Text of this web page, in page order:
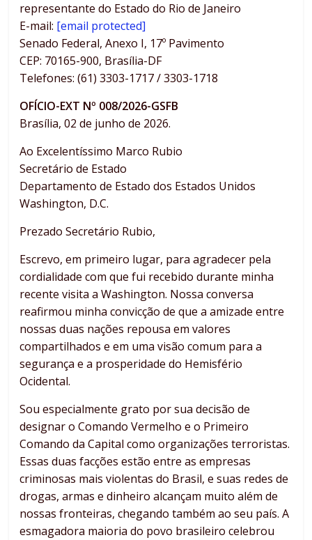
representante do Estado do Rio de Janeiro
E-mail: [email protected]
Senado Federal, Anexo I, 17º Pavimento
CEP: 70165-900, Brasília-DF
Telefones: (61) 3303-1717 / 3303-1718
OFÍCIO-EXT Nº 008/2026-GSFB
Brasília, 02 de junho de 2026.
Ao Excelentíssimo Marco Rubio
Secretário de Estado
Departamento de Estado dos Estados Unidos
Washington, D.C.
Prezado Secretário Rubio,
Escrevo, em primeiro lugar, para agradecer pela
cordialidade com que fui recebido durante minha
recente visita a Washington. Nossa conversa
reafirmou minha convicção de que a amizade entre
nossas duas nações repousa em valores
compartilhados e em uma visão comum para a
segurança e a prosperidade do Hemisfério
Ocidental.
Sou especialmente grato por sua decisão de
designar o Comando Vermelho e o Primeiro
Comando da Capital como organizações terroristas.
Essas duas facções estão entre as empresas
criminosas mais violentas do Brasil, e suas redes de
drogas, armas e dinheiro alcançam muito além de
nossas fronteiras, chegando também ao seu país. A
esmagadora maioria do povo brasileiro celebrou